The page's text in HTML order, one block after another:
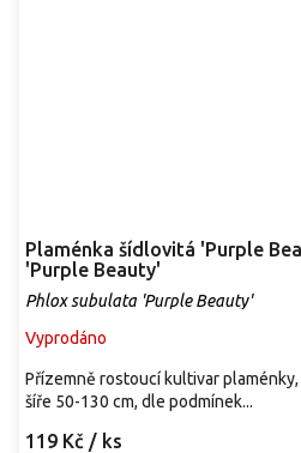
Plaménka šídlovitá 'Purple
'Purple Beauty'
Phlox subulata 'Purple Beauty'
Vyprodáno
119 Kč / ks
Přízemně rostoucí kultivar
šíře 50-130 cm, dle podmínek...